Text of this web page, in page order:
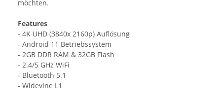
möchten.
Features
- 4K UHD (3840x 2160p) Auflösung
- Android 11 Betriebssystem
- 2GB DDR RAM & 32GB Flash
- 2.4/5 GHz WiFi
- Bluetooth 5.1
- Widevine L1